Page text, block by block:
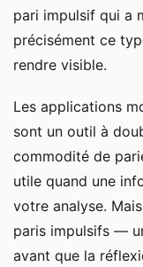
pari impulsif qui a
précisément ce
rendre visible.
Les applications
sont un outil à
commodité de
utile quand une
votre analyse.
paris impulsifs —
avant que la